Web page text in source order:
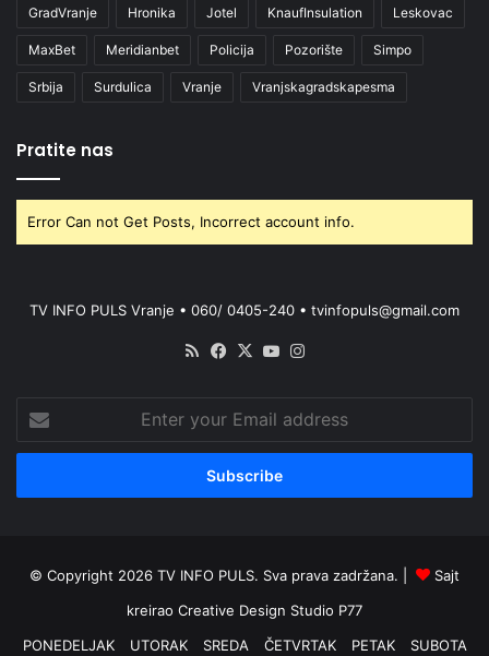
GradVranje Hronika Jotel KnaufInsulation Leskovac
MaxBet Meridianbet Policija Pozorište Simpo
Srbija Surdulica Vranje Vranjskagradskapesma
Pratite nas
Error Can not Get Posts, Incorrect account info.
TV INFO PULS Vranje • 060/ 0405-240 • tvinfopuls@gmail.com
RSS Facebook
X YouTube
your
Email
© Copyright 2026 TV INFO PULS. Sva prava zadržana. |
Sajt
kreirao Creative Design Studio P77
PONEDELJAK
UTORAK SREDA ČETVRTAK PETAK SUBOTA